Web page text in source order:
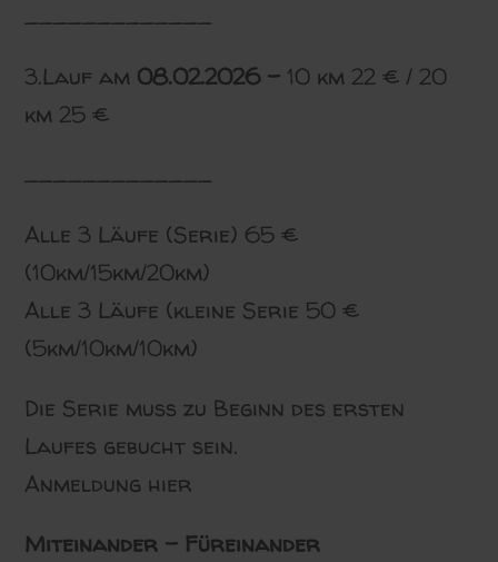
_____________
3.Lauf am 08.02.2026 – 10 km 22 € / 20
km 25 €
_____________
Alle 3 Läufe (Serie) 65 €
(10km/15km/20km)
Alle 3 Läufe (kleine Serie 50 €
(5km/10km/10km)
Die Serie muss zu Beginn des ersten
Laufes gebucht sein.
Anmeldung hier
Miteinander – Füreinander